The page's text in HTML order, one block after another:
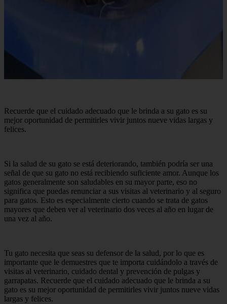
Recuerde que el cuidado adecuado que le brinda a su gato es su
mejor oportunidad de permitirles vivir juntos nueve vidas largas y
felices.
Si la salud de su gato se está deteriorando, también podría ser una
señal de que su gato no está recibiendo suficiente amor. Aunque los
gatos generalmente son saludables en su mayor parte, eso no
significa que puedas renunciar a sus visitas al veterinario y al seguro
para gatos. Esto es especialmente cierto cuando se trata de gatos
mayores que deben ver al veterinario dos veces al año en lugar de
una vez al año.
Tu gato necesita que seas su defensor de la salud, por lo que es
importante que le demuestres que te importa cuidándolo a través de
visitas al veterinario, cuidado dental y prevención de pulgas y
garrapatas. Recuerde que el cuidado adecuado que le brinda a su
gato es su mejor oportunidad de permitirles vivir juntos nueve vidas
largas y felices.